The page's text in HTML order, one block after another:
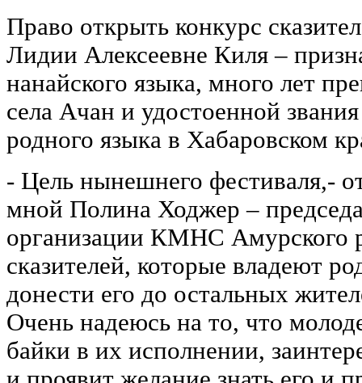
Право открыть конкурс
Лидии Алексеевне Киля –
нанайского языка, много лет
села Ачан и удостоенной
родного языка в Хабаровском
- Цель нынешнего фестиваля,-
мной Полина Ходжер –
организации КМНС Амурского
сказителей, которые владеют
донести его до остальных
Очень надеюсь на то, что
байки в их исполнении,